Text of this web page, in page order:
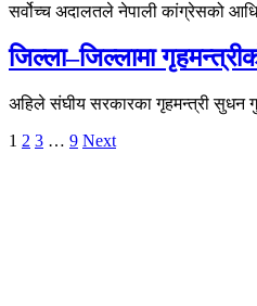
सर्वोच्च अदालतले नेपाली कांग्रेसको
जिल्ला–जिल्लामा
अहिले संघीय सरकारका गृहमन्त्री सुधन
1 2 3 … 9 Next